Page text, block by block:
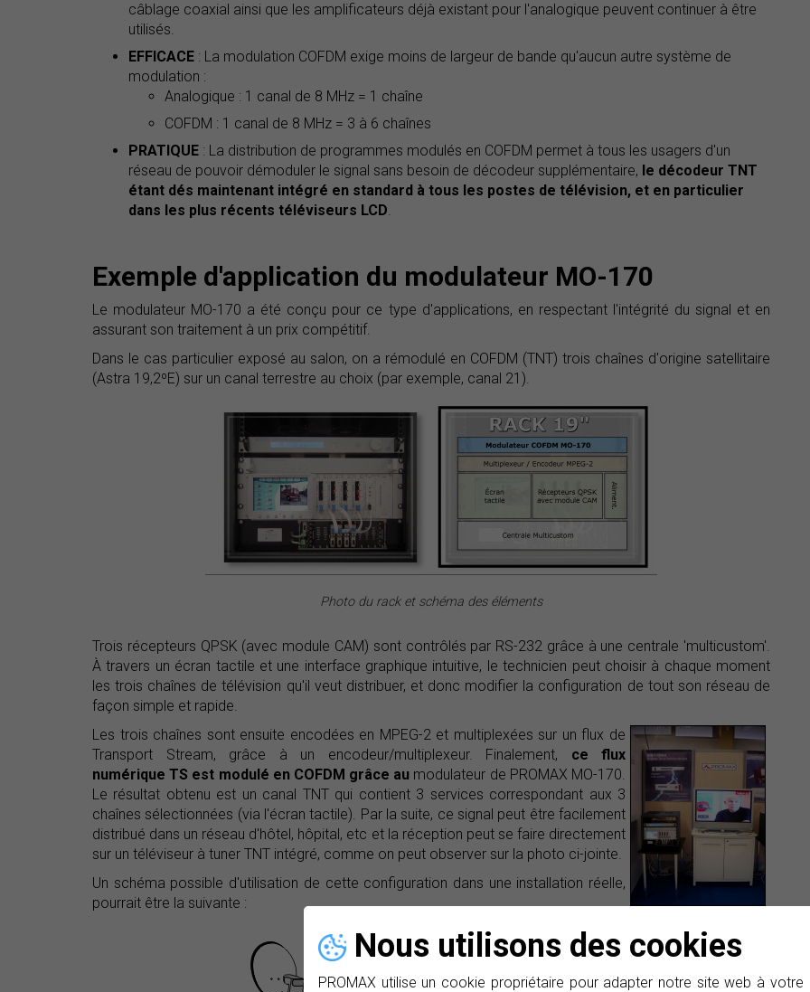
Nous utilisons des cookies
PROMAX utilise un cookie propriétaire pour adapter notre site web à votre
câblage coaxial ainsi que les amplificateurs déjà existant pour l'analogique peuvent continuer à être
utilisés.
EFFICACE : La modulation COFDM exige moins de largeur de bande qu'aucun autre système de
modulation :
Analogique : 1 canal de 8 MHz = 1 chaîne
COFDM : 1 canal de 8 MHz = 3 à 6 chaînes
PRATIQUE : La distribution de programmes modulés en COFDM permet à tous les usagers d'un
réseau de pouvoir démoduler le signal sans besoin de décodeur supplémentaire, le décodeur TNT
étant dés maintenant intégré en standard à tous les postes de télévision, et en particulier
dans les plus récents téléviseurs LCD.
Exemple d'application du modulateur MO-170
Le modulateur MO-170 a été conçu pour ce type d'applications, en respectant l'intégrité du signal et en
assurant son traitement à un prix compétitif.
Dans le cas particulier exposé au salon, on a rémodulé en COFDM (TNT) trois chaînes d'origine satellitaire
(Astra 19,2ºE) sur un canal terrestre au choix (par exemple, canal 21).
Photo du rack et schéma des éléments
Trois récepteurs QPSK (avec module CAM) sont contrôlés par RS-232 grâce à une centrale 'multicustom'.
À travers un écran tactile et une interface graphique intuitive, le technicien peut choisir à chaque moment
les trois chaînes de télévision qu'il veut distribuer, et donc modifier la configuration de tout son réseau de
façon simple et rapide.
Les trois chaînes sont ensuite encodées en MPEG-2 et multiplexées sur un flux de
Transport Stream, grâce à un encodeur/multiplexeur. Finalement, ce flux
numérique TS est modulé en COFDM grâce au modulateur de PROMAX MO-170.
Le résultat obtenu est un canal TNT qui contient 3 services correspondant aux 3
chaînes sélectionnées (via l'écran tactile). Par la suite, ce signal peut être facilement
distribué dans un réseau d'hôtel, hôpital, etc et la réception peut se faire directement
sur un téléviseur à tuner TNT intégré, comme on peut observer sur la photo ci-jointe.
Un schéma possible d'utilisation de cette configuration dans une installation réelle,
pourrait être la suivante :